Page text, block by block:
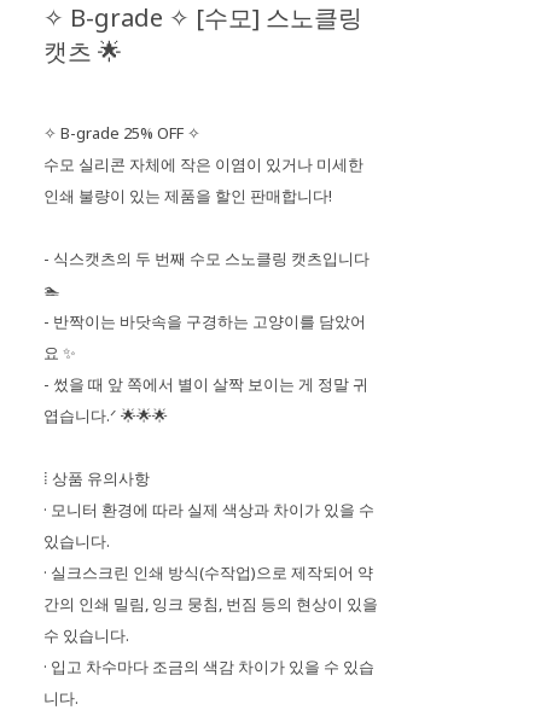
✧ B-grade ✧ [수모] 스노클링
캣츠 🌟
✧ B-grade 25% OFF ✧
수모 실리콘 자체에 작은 이염이 있거나 미세한
인쇄 불량이 있는 제품을 할인 판매합니다!
- 식스캣츠의 두 번째 수모 스노클링 캣츠입니다
🏊
- 반짝이는 바닷속을 구경하는 고양이를 담았어
요 ✨
- 썼을 때 앞 쪽에서 별이 살짝 보이는 게 정말 귀
엽습니다.ᐟ 🌟🌟🌟
⁞ 상품 유의사항
· 모니터 환경에 따라 실제 색상과 차이가 있을 수
있습니다.
· 실크스크린 인쇄 방식(수작업)으로 제작되어 약
간의 인쇄 밀림, 잉크 뭉침, 번짐 등의 현상이 있을
수 있습니다.
· 입고 차수마다 조금의 색감 차이가 있을 수 있습
니다.